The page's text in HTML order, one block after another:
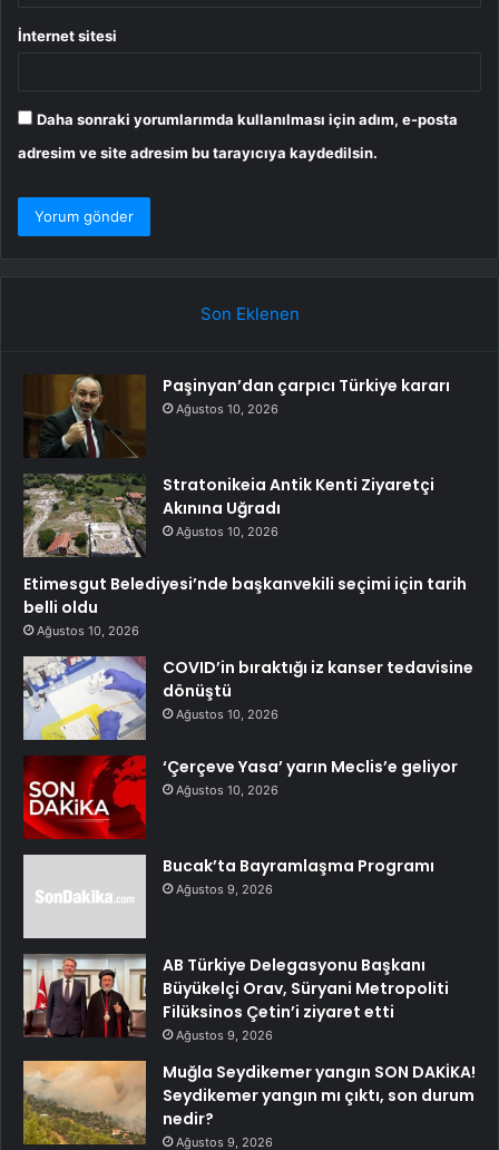
İnternet sitesi
Daha sonraki yorumlarımda kullanılması için adım, e-posta
adresim ve site adresim bu tarayıcıya kaydedilsin.
Son Eklenen
Paşinyan’dan çarpıcı Türkiye kararı
Ağustos 10, 2026
Stratonikeia Antik Kenti Ziyaretçi
Akınına Uğradı
Ağustos 10, 2026
Etimesgut Belediyesi’nde başkanvekili seçimi için tarih
belli oldu
Ağustos 10, 2026
COVID’in bıraktığı iz kanser tedavisine
dönüştü
Ağustos 10, 2026
‘Çerçeve Yasa’ yarın Meclis’e geliyor
Ağustos 10, 2026
Bucak’ta Bayramlaşma Programı
Ağustos 9, 2026
AB Türkiye Delegasyonu Başkanı
Büyükelçi Orav, Süryani Metropoliti
Filüksinos Çetin’i ziyaret etti
Ağustos 9, 2026
Muğla Seydikemer yangın SON DAKİKA!
Seydikemer yangın mı çıktı, son durum
nedir?
Ağustos 9, 2026